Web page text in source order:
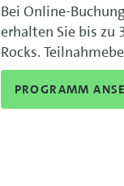
Bei Online-
erhalten Sie bis zu
Rocks.
PROGRAMM